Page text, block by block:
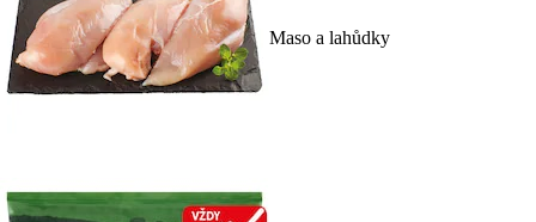
Maso a lahůdky